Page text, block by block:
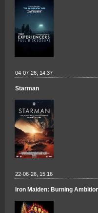
04-07-26, 14:37
Starman
22-06-26, 15:16
Iron Maiden: Burning